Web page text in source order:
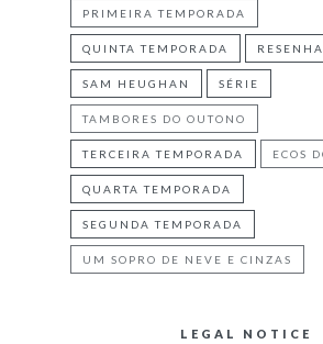
PRIMEIRA TEMPORADA
QUINTA TEMPORADA
SAM HEUGHAN SÉRIE
TAMBORES DO OUTONO
TERCEIRA TEMPORADA ECOS
QUARTA TEMPORADA
SEGUNDA TEMPORADA
UM SOPRO DE NEVE E CINZAS
LEGAL NOTICE